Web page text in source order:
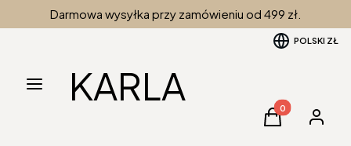
Darmowa wysyłka przy zamówieniu od 499 zł.
POLSKI ZŁ
Menu KARLA
Produkty w
Koszyk Zaloguj